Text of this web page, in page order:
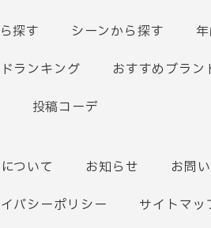
探す シーンから探す
ランキング
おすすめブラン
投稿コーデ
ついて お知らせ お問
バシーポリシー サイトマッ